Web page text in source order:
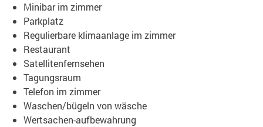
Minibar im zimmer
Parkplatz
Regulierbare klimaanlage im zimmer
Restaurant
Satellitenfernsehen
Tagungsraum
Telefon im zimmer
Waschen/bügeln von wäsche
Wertsachen-aufbewahrung